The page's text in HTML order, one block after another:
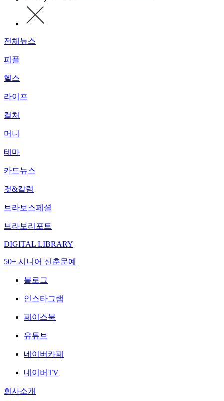
전체뉴스
피플
헬스
라이프
컬처
머니
테마
카드뉴스
컷&칼럼
브라보스페셜
브라보리포트
DIGITAL LIBRARY
50+ 시니어 신춘문예
블로그
인스타그램
페이스북
유튜브
네이버카페
네이버TV
회사소개